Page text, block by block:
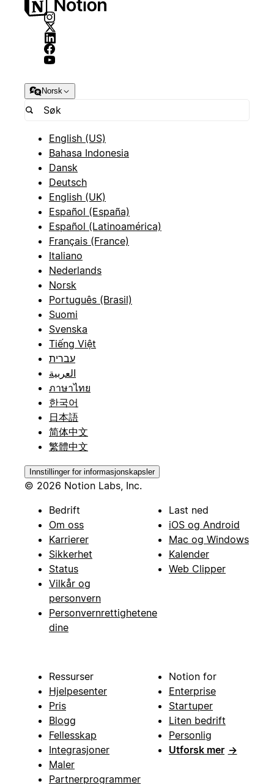
Norsk
English (US)
Bahasa Indonesia
Dansk
Deutsch
English (UK)
Español (España)
Español (Latinoamérica)
Français (France)
Italiano
Nederlands
Norsk
Português (Brasil)
Suomi
Svenska
Tiếng Việt
עברית
العربية
ภาษาไทย
한국어
日本語
简体中文
繁體中文
Innstillinger for informasjonskapsler
© 2026 Notion Labs, Inc.
Bedrift
Om oss
Karrierer
Sikkerhet
Status
Vilkår og
personvern
Personvernrettighetene
dine
Last ned
iOS og Android
Mac og Windows
Kalender
Web Clipper
Ressurser
Hjelpesenter
Pris
Blogg
Fellesskap
Integrasjoner
Maler
Partnerprogrammer
Notion for
Enterprise
Startuper
Liten bedrift
Personlig
Utforsk mer →